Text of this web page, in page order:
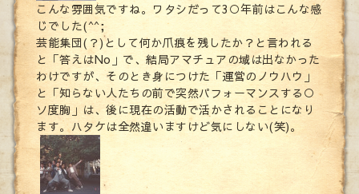
こんな雰囲気ですね。ワタシだって3○年前はこんな感
じでした(^^;
芸能集団(？)として何か爪痕を残したか？と言われる
と「答えはNo」で、結局アマチュアの域は出なかった
わけですが、そのとき身につけた「運営のノウハウ」
と「知らない人たちの前で突然パフォーマンスする○
ソ度胸」は、後に現在の活動で活かされることになり
ます。ハタケは全然違いますけど気にしない(笑)。